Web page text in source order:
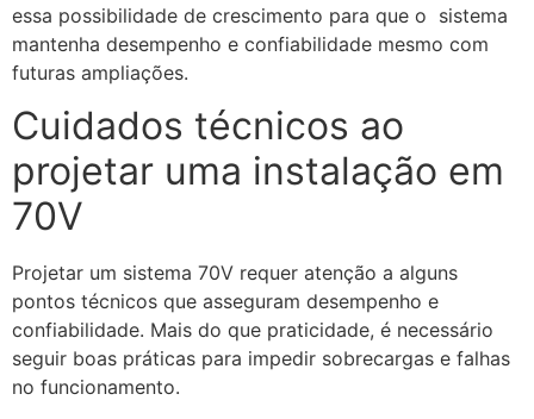
essa possibilidade de crescimento para que o sistema
mantenha desempenho e confiabilidade mesmo com
futuras ampliações.
Cuidados técnicos ao
projetar uma instalação em
70V
Projetar um sistema 70V requer atenção a alguns
pontos técnicos que asseguram desempenho e
confiabilidade. Mais do que praticidade, é necessário
seguir boas práticas para impedir sobrecargas e falhas
no funcionamento.